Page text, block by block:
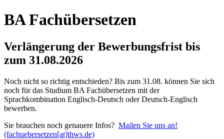
BA Fachübersetzen
Verlängerung der Bewerbungsfrist bis
zum 31.08.2026
Noch nicht so richtig entschieden? Bis zum 31.08. können Sie sich
noch für das Studium BA Fachübersetzen mit der
Sprachkombination Englisch-Deutsch oder Deutsch-Englisch
bewerben.
Sie brauchen noch genauere Infos? Mailen Sie uns an!
(fachuebersetzen[at]thws.de)